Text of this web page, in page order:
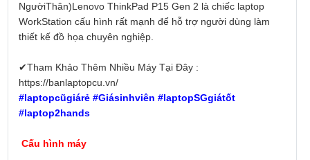
NgườiThân)Lenovo ThinkPad P15 Gen 2 là chiếc laptop
WorkStation cấu hình rất mạnh để hỗ trợ người dùng làm
thiết kế đồ họa chuyên nghiệp.
✔Tham Khảo Thêm Nhiều Máy Tại Đây :
https://banlaptopcu.vn/
#laptopcũgiárẻ #Giásinhviên #laptopSGgiátốt
#laptop2hands
Cấu hình máy